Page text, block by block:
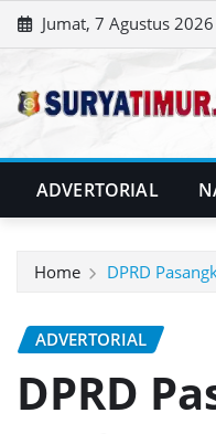
Skip
to
Jumat, 7 Agustus 2026
ADVERTORIAL
Home DPRD
ADVERTORIAL
DPRD